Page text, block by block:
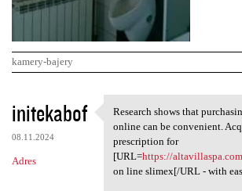
kamery-bajery
K
o
m
e
initekabof
08.11.2024
Adres
Research shows that
Research shows that
online can be convenient.
prescription for
[URL=https://
on line slimex[/URL - with